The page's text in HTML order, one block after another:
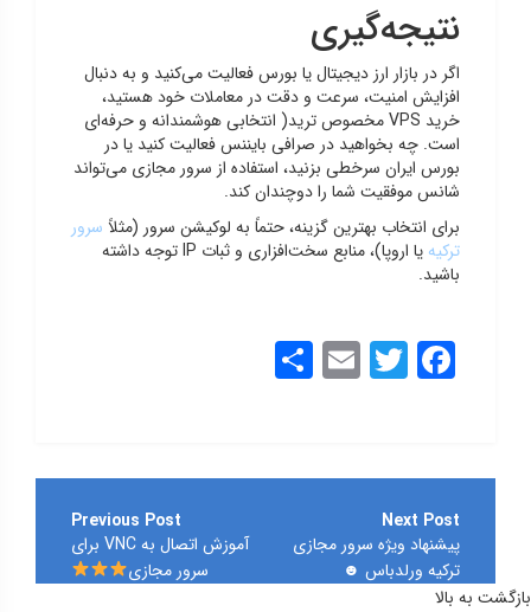
نتیجه‌گیری
اگر در بازار ارز دیجیتال یا بورس فعالیت می‌کنید و به دنبال
افزایش امنیت، سرعت و دقت در معاملات خود هستید،
خرید VPS مخصوص ترید( انتخابی هوشمندانه و حرفه‌ای
است. چه بخواهید در صرافی بایننس فعالیت کنید یا در
بورس ایران سرخطی بزنید، استفاده از سرور مجازی می‌تواند
شانس موفقیت شما را دوچندان کند.
برای انتخاب بهترین گزینه، حتماً به لوکیشن سرور (مثلاً سرور
ترکیه
یا اروپا)، منابع سخت‌افزاری و ثبات IP توجه داشته
باشید.
Facebook
Twitter
Email
راهبری
نوشته
آموزش اتصال به VNC برای
سرور مجازی
پیشنهاد ویژه سرور مجازی
ترکیه ورلدباس ☻
بازگشت به بالا